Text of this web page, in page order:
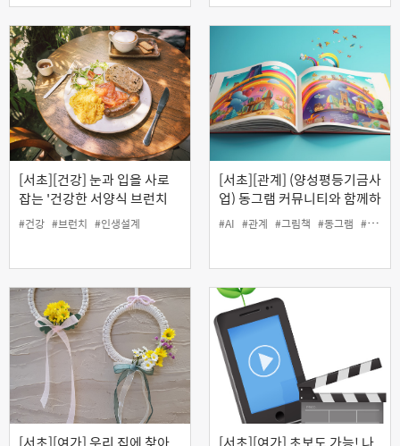
[서초][건강] 눈과 입을 사로
잡는 '건강한 서양식 브런치
밥상'
#건강 #브런치 #인생설계
[서초][관계] (양성평등기금사
업) 동그램 커뮤니티와 함께하
는 'AI로 공익 그림책 출판하
#AI #관계 #그림책 #동그램 #양성평등
[서초][여가] 우리 집에 찾아
[서초][여가] 초보도 가능! 나